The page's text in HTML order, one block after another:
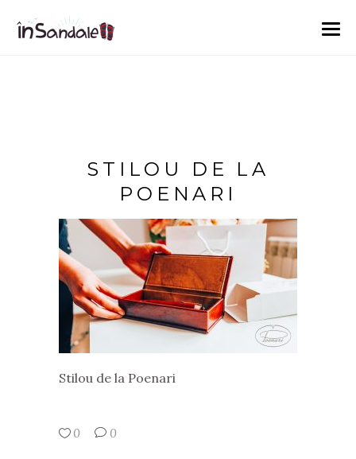
STILOU DE LA
POENARI
Stilou de la Poenari
0 0